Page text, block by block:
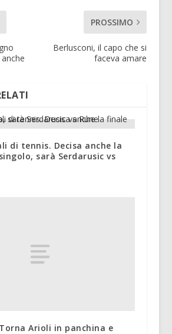
PROSSIMO
Berlusconi, il capo che si
faceva amare
di tennis. Decisa anche la
sarà Serdarusic vs
Arioli in panchina e